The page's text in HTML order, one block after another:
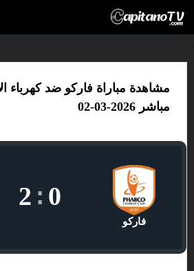
مشاهدة مباراة فاركو ضد كهرباء
مباشر 2026-03-02
فاركو
0
:
2